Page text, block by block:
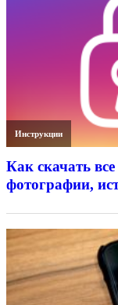
Инструкции
Как скачать
фотографии,